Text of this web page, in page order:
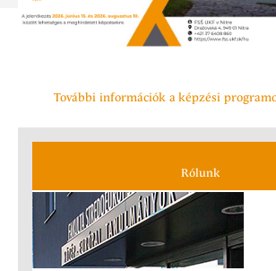
További információk a képzési
Rólunk